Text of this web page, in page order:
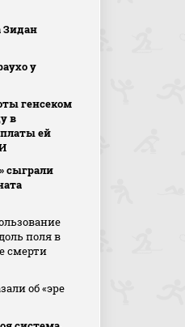
Зидан
у
генсеком
в
ей
сыграли
поля в
смерти
об «эре